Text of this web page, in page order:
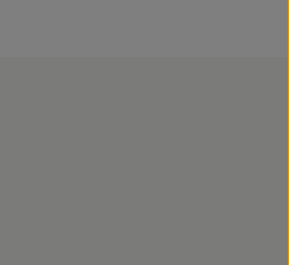
www.bioland.de/verbraucher
https://www.facebook.com/
zu https://www.instagram.com/